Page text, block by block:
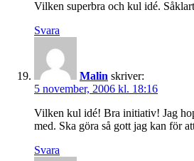
Vilken superbra och kul idé.
Svara
Malin skriver:
5 november, 2006 kl. 18:16
Vilken kul idé! Bra initiativ! Jag
med. Ska göra så gott jag kan för
Svara